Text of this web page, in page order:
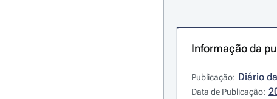
Informação da
Publicação: Diário
Data de Publicação: